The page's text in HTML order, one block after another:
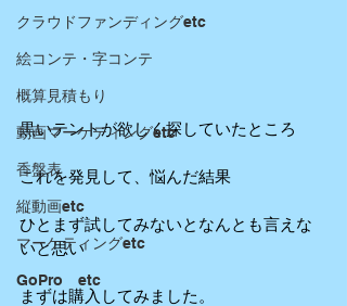
クラウドファンディングetc
絵コンテ・字コンテ
概算見積もり
動画マーケティングetc
香盤表
縦動画etc
マーケティングetc
GoPro etc
黒いテントが欲しく探していたところ
これを発見して、悩んだ結果
ひとまず試してみないとなんとも言えな
いと思い
まずは購入してみました。